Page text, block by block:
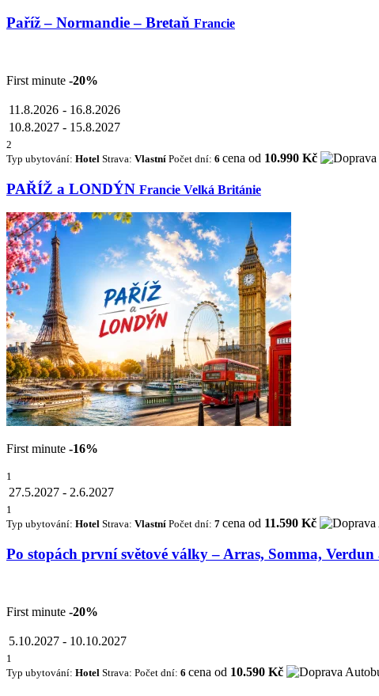
Paříž – Normandie – Bretaň Francie
First minute -20%
11.8.2026 - 16.8.2026
10.8.2027 - 15.8.2027
2
Typ ubytování: Hotel Strava: Vlastní Počet dní: 6 cena od 10.990 Kč
PAŘÍŽ a LONDÝN Francie Velká Británie
First minute -16%
1
27.5.2027 - 2.6.2027
1
Typ ubytování: Hotel Strava: Vlastní Počet dní: 7 cena od 11.590 Kč
Po stopách první světové války – Arras, Somma, Verdun
First minute -20%
5.10.2027 - 10.10.2027
1
Typ ubytování: Hotel Strava: Počet dní: 6 cena od 10.590 Kč